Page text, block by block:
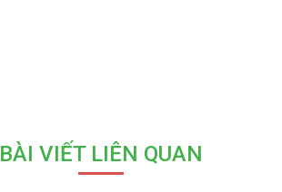
BÀI VIẾT LIÊN QUAN